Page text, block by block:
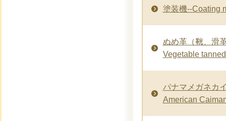
塗装機--Coating
ぬめ革（𩊠、滑
Vegetable
パナマメガネカ
American